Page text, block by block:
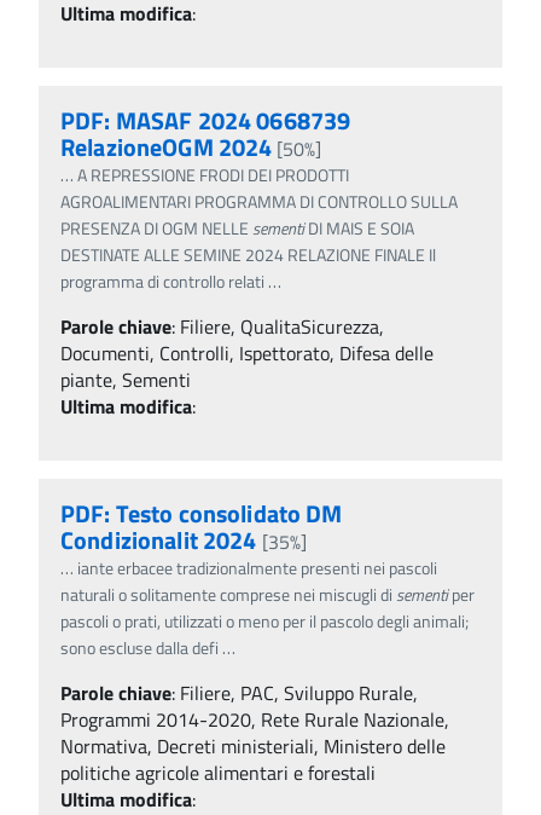
Ultima modifica:
PDF: MASAF 2024 0668739
RelazioneOGM 2024 [50%]
…A REPRESSIONE FRODI DEI PRODOTTI
AGROALIMENTARI PROGRAMMA DI CONTROLLO SULLA
PRESENZA DI OGM NELLEsementiDI MAIS E SOIA
DESTINATE ALLE SEMINE 2024 RELAZIONE FINALE Il
programma di controllo relati …
Parole chiave: Filiere, QualitaSicurezza,
Documenti, Controlli, Ispettorato, Difesa delle
piante, Sementi
Ultima modifica:
PDF: Testo consolidato DM
Condizionalit 2024 [35%]
… iante erbacee tradizionalmente presenti nei pascoli
naturali o solitamente comprese nei miscugli disementiper
pascoli o prati, utilizzati o meno per il pascolo degli animali;
sono escluse dalla defi …
Parole chiave: Filiere, PAC, Sviluppo Rurale,
Programmi 2014-2020, Rete Rurale Nazionale,
Normativa, Decreti ministeriali, Ministero delle
politiche agricole alimentari e forestali
Ultima modifica: